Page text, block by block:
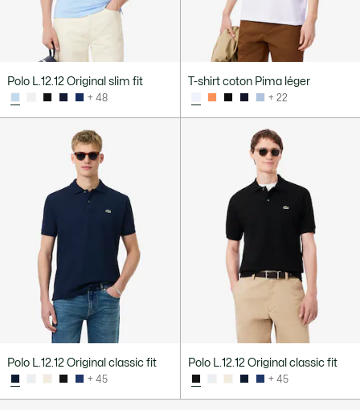
Polo L.12.12 Original slim fit
+ 48
T-shirt coton Pima léger
+ 22
Polo L.12.12 Original classic fit
+ 45
Polo L.12.12 Original classic fit
+ 45